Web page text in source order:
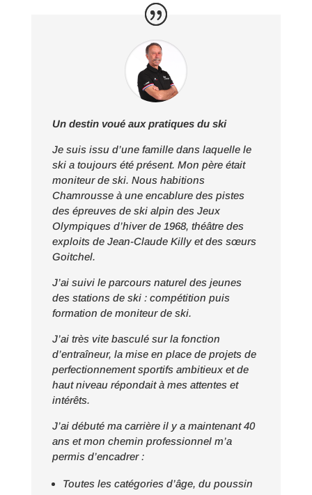
Un destin voué aux pratiques du ski
Je suis issu d’une famille dans laquelle le
ski a toujours été présent. Mon père était
moniteur de ski. Nous habitions
Chamrousse à une encablure des pistes
des épreuves de ski alpin des Jeux
Olympiques d’hiver de 1968, théâtre des
exploits de Jean-Claude Killy et des sœurs
Goitchel.
J’ai suivi le parcours naturel des jeunes
des stations de ski : compétition puis
formation de moniteur de ski.
J’ai très vite basculé sur la fonction
d’entraîneur, la mise en place de projets de
perfectionnement sportifs ambitieux et de
haut niveau répondait à mes attentes et
intérêts.
J’ai débuté ma carrière il y a maintenant 40
ans et mon chemin professionnel m’a
permis d’encadrer :
Toutes les catégories d’âge, du poussin